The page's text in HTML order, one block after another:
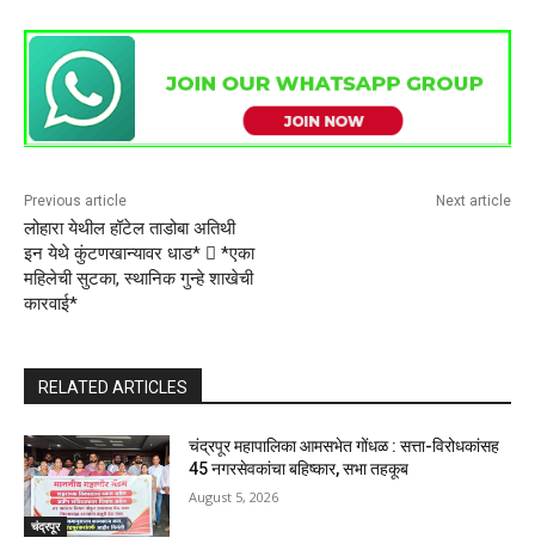
Previous article
लोहारा येथील हॉटेल ताडोबा अतिथी
इन येथे कुंटणखान्यावर धाड*  *एका
महिलेची सुटका, स्थानिक गुन्हे शाखेची
कारवाई*
Next article
RELATED ARTICLES
चंद्रपूर
चंद्रपूर महापालिका आमसभेत गोंधळ : सत्ता-विरोधकांसह
45 नगरसेवकांचा बहिष्कार, सभा तहकूब
August 5, 2026